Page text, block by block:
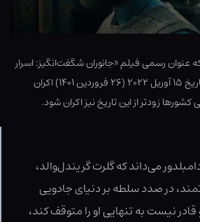
که عنوان رسمی فیلم «جانوران شگفت‌انگیز: اسرار
دامبلدور» خواهد بود و در تاریخ ۱۵ آوریل ۲۰۲۲ (۲۶ فروردین ۱۴۰۱) اکران
زودتر از این تاریخ نیز اکران شود.
می‌داند که گلرت گریندل‌والد،
در صدد سلطه بر دنیای جادویی
قادر نیست به تنهایی او را متوقف کند،